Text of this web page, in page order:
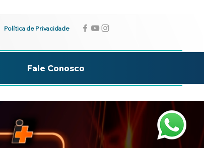
Política de Privacidade
Fale Conosco